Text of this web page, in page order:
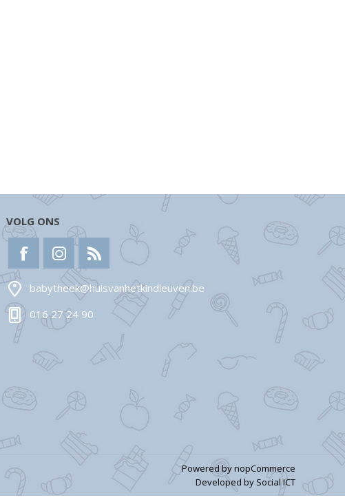
VOLG ONS
babytheek@huisvanhetkindleuven.be
016 27 24 90
Powered bynopCommerce
Developed by Social ICT